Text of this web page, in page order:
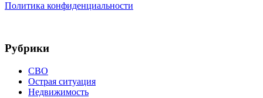
Политика конфиденциальности
Рубрики
СВО
Острая ситуация
Недвижимость